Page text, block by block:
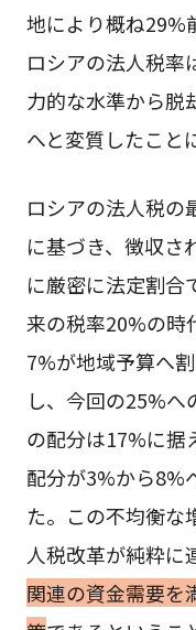
地により概ね29%
ロシアの法人税率
力的な水準から脱
へと変質したこと
ロシアの法人税の
に基づき、徴収さ
に厳密に法定割合
来の税率20%の時
7%が地域予算へ
し、今回の25%へ
の配分は17%に据
配分が3%から8%
た。この不均衡な
人税改革が純粋に
関連の資金需要を